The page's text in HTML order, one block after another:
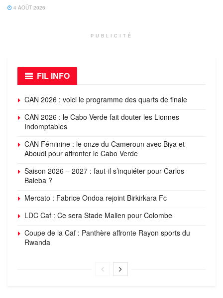
4 AOÛT 2026
PUBLICITÉ
FIL INFO
CAN 2026 : voici le programme des quarts de finale
CAN 2026 : le Cabo Verde fait douter les Lionnes
Indomptables
CAN Féminine : le onze du Cameroun avec Biya et
Aboudi pour affronter le Cabo Verde
Saison 2026 – 2027 : faut-il s’inquiéter pour Carlos
Baleba ?
Mercato : Fabrice Ondoa rejoint Birkirkara Fc
LDC Caf : Ce sera Stade Malien pour Colombe
Coupe de la Caf : Panthère affronte Rayon sports du
Rwanda